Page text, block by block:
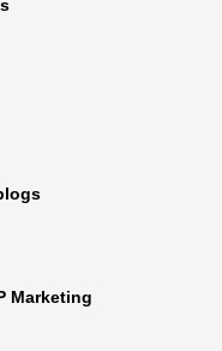
Marketing